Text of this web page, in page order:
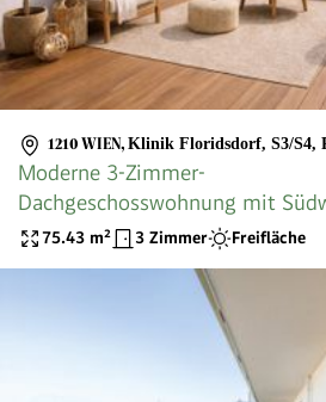
1210 WIEN, Klinik Floridsdorf, S3/S4, Parkanlage
Moderne 3-Zimmer-
Dachgeschosswohnung mit
Balkon
75.43 m² 3 Zimmer Freifläche